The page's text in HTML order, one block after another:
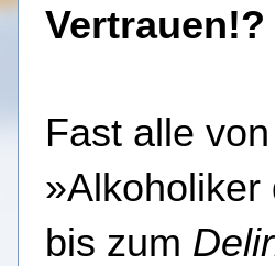
Vertrauen!?
Fast alle
»Alkoholiker
bis zum